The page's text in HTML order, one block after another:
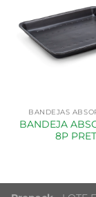
BANDEJAS
BANDEJA
8P